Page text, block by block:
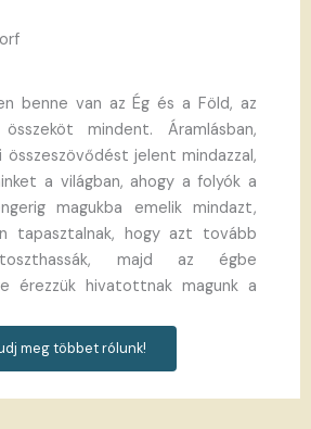
benne van az Ég és a Föld, az
mindent. Áramlásban,
összeszövődést jelent mindazzal,
a világban, ahogy a folyók a
magukba emelik mindazt,
tapasztalnak, hogy azt tovább
majd az égbe
érezzük hivatottnak magunk a
meg többet rólunk!